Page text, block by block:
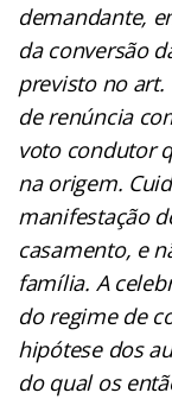
demandante,
da conversão
previsto no art.
de renúncia
voto condutor
na origem.
manifestação
casamento, e
família. A
do regime de
hipótese dos
do qual os